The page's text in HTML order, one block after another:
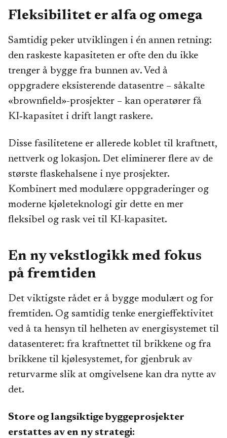
Fleksibilitet er alfa og omega
Samtidig peker utviklingen i én annen retning:
den raskeste kapasiteten er ofte den du ikke
trenger å bygge fra bunnen av. Ved å
oppgradere eksisterende datasentre – såkalte
«brownfield»-prosjekter – kan operatører få
KI‑kapasitet i drift langt raskere.
Disse fasilitetene er allerede koblet til kraftnett,
nettverk og lokasjon. Det eliminerer flere av de
største flaskehalsene i nye prosjekter.
Kombinert med modulære oppgraderinger og
moderne kjøleteknologi gir dette en mer
fleksibel og rask vei til KI-kapasitet.
En ny vekstlogikk med fokus
på fremtiden
Det viktigste rådet er å bygge modulært og for
fremtiden. Og samtidig tenke energieffektivitet
ved å ta hensyn til helheten av energisystemet til
datasenteret: fra kraftnettet til brikkene og fra
brikkene til kjølesystemet, for gjenbruk av
returvarme slik at omgivelsene kan dra nytte av
det.
Store og langsiktige byggeprosjekter
erstattes av en ny strategi: